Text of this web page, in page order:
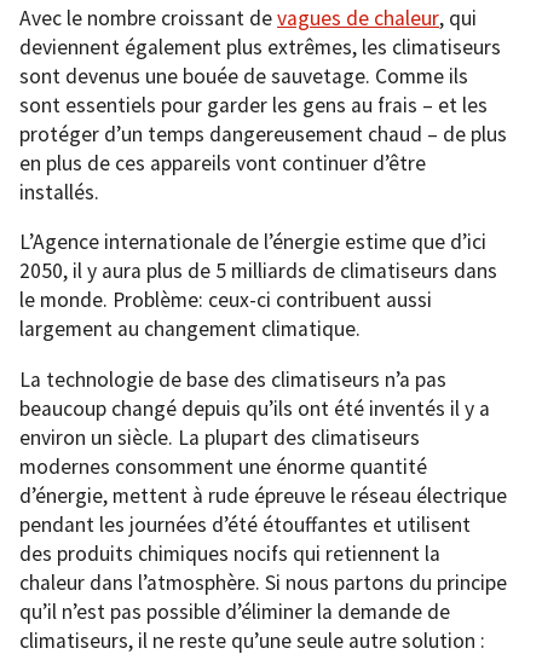
Avec le nombre croissant devagues de chaleur, qui
deviennent également plus extrêmes, les climatiseurs
sont devenus une bouée de sauvetage. Comme ils
sont essentiels pour garder les gens au frais – et les
protéger d’un temps dangereusement chaud – de plus
en plus de ces appareils vont continuer d’être
installés.
L’Agence internationale de l’énergie estime que d’ici
2050, il y aura plus de 5 milliards de climatiseurs dans
le monde. Problème: ceux-ci contribuent aussi
largement au changement climatique.
La technologie de base des climatiseurs n’a pas
beaucoup changé depuis qu’ils ont été inventés il y a
environ un siècle. La plupart des climatiseurs
modernes consomment une énorme quantité
d’énergie, mettent à rude épreuve le réseau électrique
pendant les journées d’été étouffantes et utilisent
des produits chimiques nocifs qui retiennent la
chaleur dans l’atmosphère. Si nous partons du principe
qu’il n’est pas possible d’éliminer la demande de
climatiseurs, il ne reste qu’une seule autre solution :